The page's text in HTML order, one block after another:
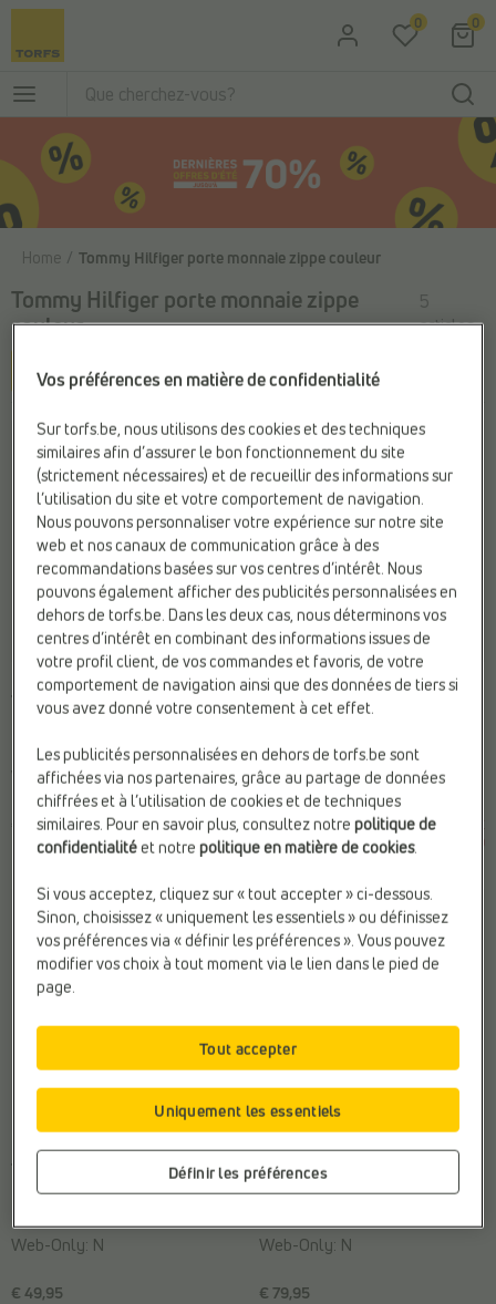
Passer au contenu principal 0 0
Home Tommy Hilfiger porte monnaie zippe couleur
Tommy Hilfiger porte monnaie zippe
couleur
5
articles
Filter & sorteer
PORTE-MONNAIES ZIPPÉ
Tommy Hilfiger
€ 69,99
Matière:Simili cuir
Web-Only:N
-10%
PORTE-MONNAIES ZIPPÉ
Tommy Hilfiger
Prix le plus bas
précédent: 53,99 €
€
59,99
Matière:Simili cuir
Web-Only:N
PORTE-MONNAIES ZIPPÉ
Tommy Hilfiger
€ 49,95
Marque:Tommy Hilfiger
Matière:Cuir
Web-Only: N
PORTE-MONNAIES ZIPPÉ
Tommy Hilfiger
€ 79,95
Marque:Tommy Hilfiger
Matière:Simili cuir
Web-Only: N
Vos préférences en matière de confidentialité
Sur torfs.be, nous utilisons des cookies et des techniques
similaires afin d’assurer le bon fonctionnement du site
(strictement nécessaires) et de recueillir des informations sur
l’utilisation du site et votre comportement de navigation.
Nous pouvons personnaliser votre expérience sur notre site
web et nos canaux de communication grâce à des
recommandations basées sur vos centres d’intérêt. Nous
pouvons également afficher des publicités personnalisées en
dehors de torfs.be. Dans les deux cas, nous déterminons vos
centres d’intérêt en combinant des informations issues de
votre profil client, de vos commandes et favoris, de votre
comportement de navigation ainsi que des données de tiers si
vous avez donné votre consentement à cet effet.
Les publicités personnalisées en dehors de torfs.be sont
affichées via nos partenaires, grâce au partage de données
chiffrées et à l’utilisation de cookies et de techniques
similaires. Pour en savoir plus, consultez notrepolitique de
confidentialitéet notrepolitique en matière de cookies.
Si vous acceptez, cliquez sur « tout accepter » ci-dessous.
Sinon, choisissez « uniquement les essentiels » ou définissez
vos préférences via « définir les préférences ». Vous pouvez
modifier vos choix à tout moment via le lien dans le pied de
page.
Définir les préférences
Uniquement les essentiels
Tout accepter